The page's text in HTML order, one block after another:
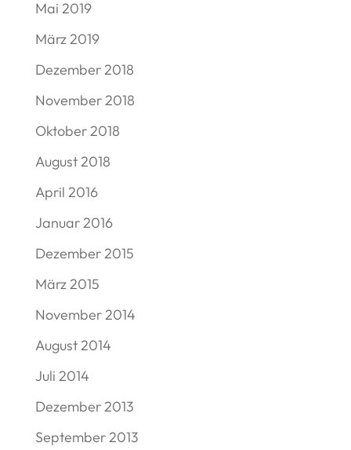
Mai 2019
März 2019
Dezember 2018
November 2018
Oktober 2018
August 2018
April 2016
Januar 2016
Dezember 2015
März 2015
November 2014
August 2014
Juli 2014
Dezember 2013
September 2013